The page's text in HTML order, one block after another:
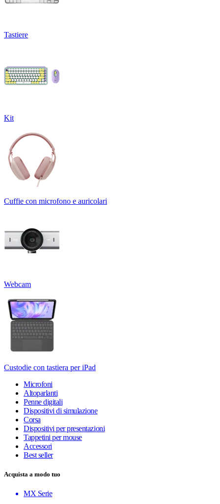
Tastiere
Kit
Cuffie con microfono e auricolari
Webcam
Custodie con tastiera per iPad
Microfoni
Altoparlanti
Penne digitali
Dispositivi di simulazione
Corsa
Dispositivi per presentazioni
Tappetini per mouse
Accessori
Best seller
Acquista a modo tuo
MX Serie